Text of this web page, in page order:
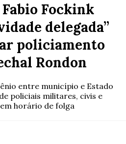
Fockink
delegada”
policiamento
Rondon
entre município e Estado
policiais militares, civis e
horário de folga